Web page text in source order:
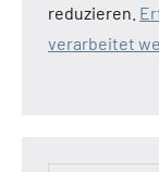
reduzieren.
verarbeitet